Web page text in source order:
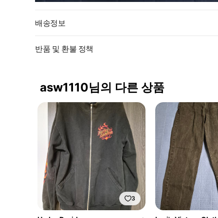
배송정보
반품 및 환불 정책
asw1110님의 다른 상품
3